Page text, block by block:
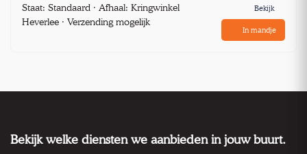
Staat: Standaard · Afhaal: Kringwinkel
Heverlee · Verzending mogelijk
Bekijk
In mandje
Bekijk welke diensten we aanbieden in jouw buurt.